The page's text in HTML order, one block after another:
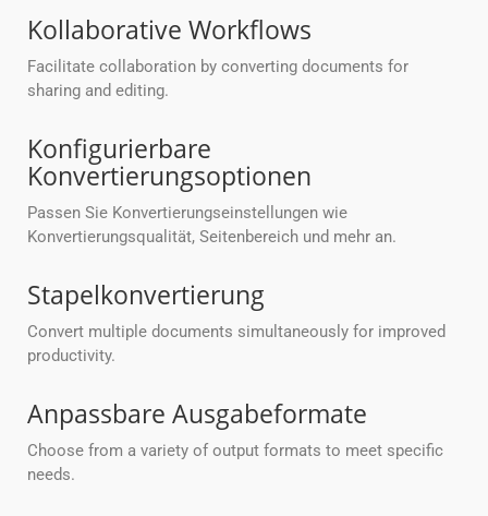
Kollaborative Workflows
Facilitate collaboration by converting documents for
sharing and editing.
Konfigurierbare
Konvertierungsoptionen
Passen Sie Konvertierungseinstellungen wie
Konvertierungsqualität, Seitenbereich und mehr an.
Stapelkonvertierung
Convert multiple documents simultaneously for improved
productivity.
Anpassbare Ausgabeformate
Choose from a variety of output formats to meet specific
needs.